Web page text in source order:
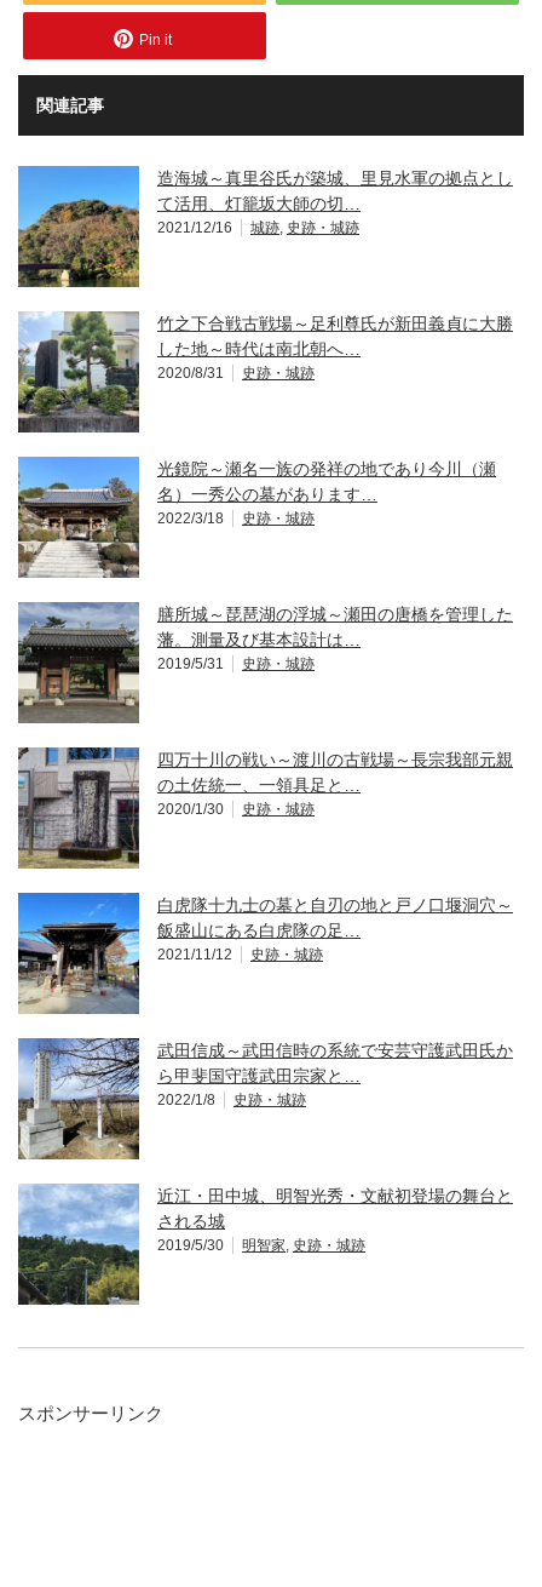
Pin it
関連記事
造海城～真里谷氏が築城、里見水軍の拠点とし
て活用、灯籠坂大師の切…
2021/12/16 城跡, 史跡・城跡
竹之下合戦古戦場～足利尊氏が新田義貞に大勝
した地～時代は南北朝へ…
2020/8/31 史跡・城跡
光鏡院～瀬名一族の発祥の地であり今川（瀬
名）一秀公の墓があります…
2022/3/18 史跡・城跡
膳所城～琵琶湖の浮城～瀬田の唐橋を管理した
藩。測量及び基本設計は…
2019/5/31 史跡・城跡
四万十川の戦い～渡川の古戦場～長宗我部元親
の土佐統一、一領具足と…
2020/1/30 史跡・城跡
白虎隊十九士の墓と自刃の地と戸ノ口堰洞穴～
飯盛山にある白虎隊の足…
2021/11/12 史跡・城跡
武田信成～武田信時の系統で安芸守護武田氏か
ら甲斐国守護武田宗家と…
2022/1/8 史跡・城跡
近江・田中城、明智光秀・文献初登場の舞台と
される城
2019/5/30 明智家, 史跡・城跡
スポンサーリンク